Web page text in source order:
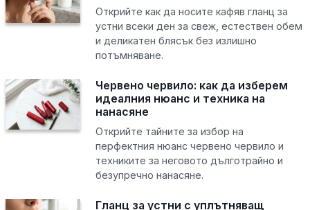
Открийте как да носите кафяв гланц за
устни всеки ден за свеж, естествен обем
и деликатен блясък без излишно
потъмняване.
Червено червило: как да изберем
идеалния нюанс и техника на
нанасяне
Открийте тайните за избор на
перфектния нюанс червено червило и
техниките за неговото дълготрайно и
безупречно нанасяне.
Гланц за устни с уплътняващ